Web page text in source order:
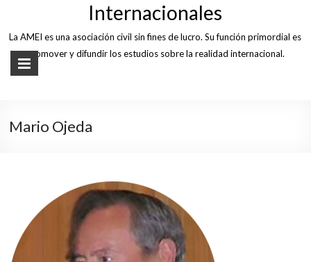
Internacionales
La AMEI es una asociación civil sin fines de lucro. Su función primordial es
promover y difundir los estudios sobre la realidad internacional.
Mario Ojeda